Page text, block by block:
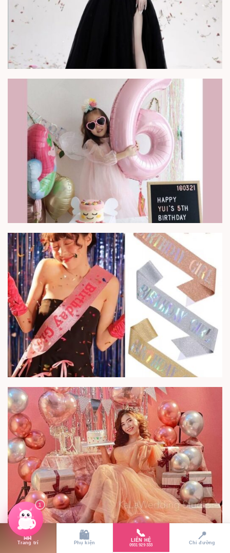
🎀
Trang trí
🛍️
Phụ kiện
📞
LIÊN HỆ
0931 929 333
📍
Chỉ đường
1